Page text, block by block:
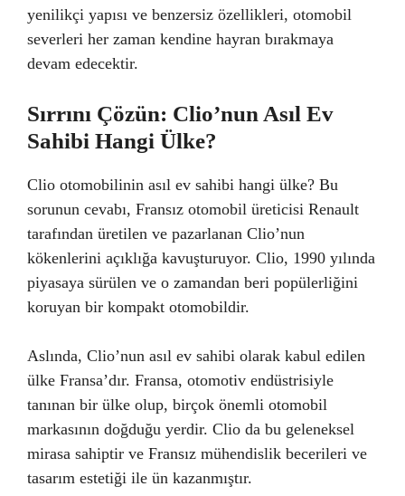
yenilikçi yapısı ve benzersiz özellikleri, otomobil
severleri her zaman kendine hayran bırakmaya
devam edecektir.
Sırrını Çözün: Clio’nun Asıl Ev
Sahibi Hangi Ülke?
Clio otomobilinin asıl ev sahibi hangi ülke? Bu
sorunun cevabı, Fransız otomobil üreticisi Renault
tarafından üretilen ve pazarlanan Clio’nun
kökenlerini açıklığa kavuşturuyor. Clio, 1990 yılında
piyasaya sürülen ve o zamandan beri popülerliğini
koruyan bir kompakt otomobildir.
Aslında, Clio’nun asıl ev sahibi olarak kabul edilen
ülke Fransa’dır. Fransa, otomotiv endüstrisiyle
tanınan bir ülke olup, birçok önemli otomobil
markasının doğduğu yerdir. Clio da bu geleneksel
mirasa sahiptir ve Fransız mühendislik becerileri ve
tasarım estetiği ile ün kazanmıştır.